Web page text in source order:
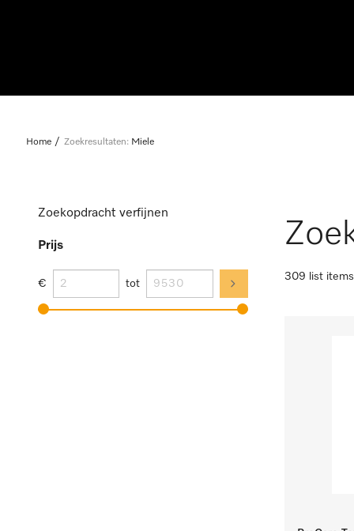
Home Zoekresultaten: Miele
Zoekopdracht verfijnen
Prijs
€ tot
309 list items